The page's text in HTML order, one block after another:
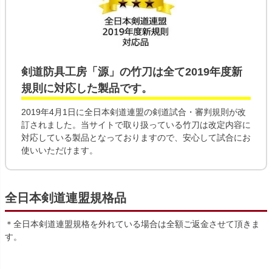
剣道防具工房「源」の竹刀 は全て2019年度新
規則 に対応した製品です。
2019年4月1日に全日本剣道連盟の剣道試合・審判規則が改
訂されました。当サイトで取り扱っている竹刀は改定内容に
対応している製品となっておりますので、安心して試合にお
使いいただけます。
全日本剣道連盟規格品
＊全日本剣道連盟規格を外れている場合は全額ご返金させて頂きま
す。